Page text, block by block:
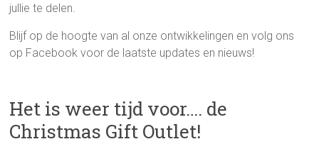
jullie te delen.
Blijf op de hoogte van al onze ontwikkelingen en volg ons
op Facebook voor de laatste updates en nieuws!
Het is weer tijd voor…. de
Christmas Gift Outlet!